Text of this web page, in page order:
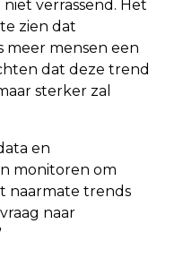
verrassend. Het
zien dat
meer mensen een
dat deze trend
sterker zal
en
monitoren om
naarmate trends
naar